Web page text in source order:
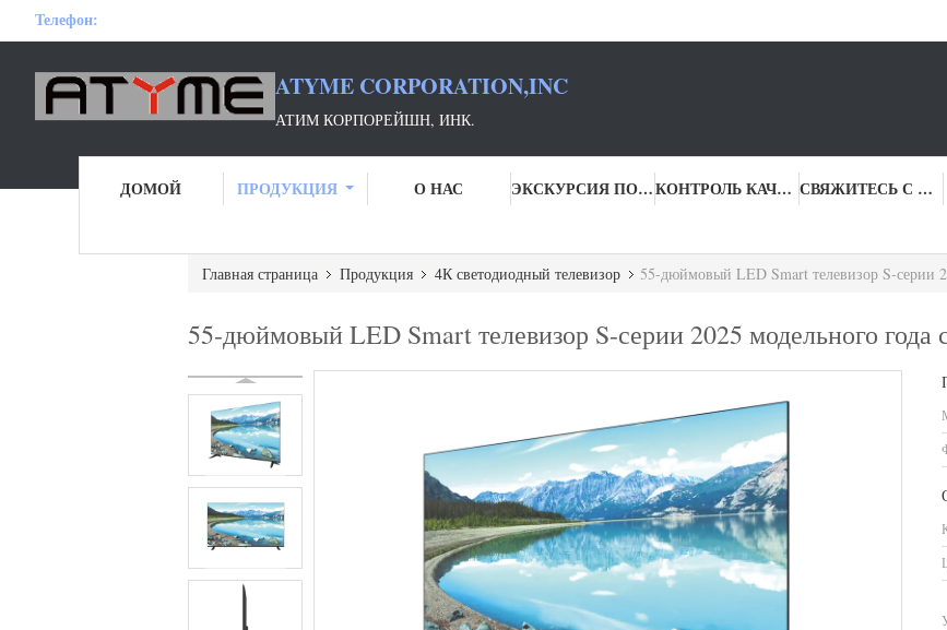
Телефон:
ATYME CORPORATION,INC
АТИМ КОРПОРЕЙШН, ИНК.
ДОМОЙ ПРОДУКЦИЯ О НАС ЭКСКУРСИЯ ПО ФАБРИКЕ КОНТРОЛЬ КАЧЕСТВА СВЯЖИТЕСЬ С НАМИ
Главная страница Продукция 4К светодиодный телевизор 55-дюймовый LED Smart телевизор S-серии
55-дюймовый LED Smart телевизор S-серии 2025 модельного